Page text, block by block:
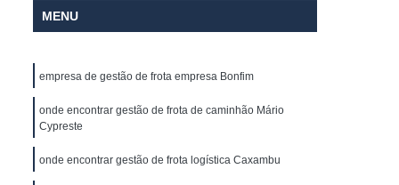
Controle e Gestão de Frotas
Empresa de Rastreamento de Carro
Empresa de Rastreamento de Veículo
de Veículos
MENU
empresa de gestão de frota empresa Bonfim
onde encontrar gestão de frota de caminhão Mário
Cypreste
onde encontrar gestão de frota logística Caxambu